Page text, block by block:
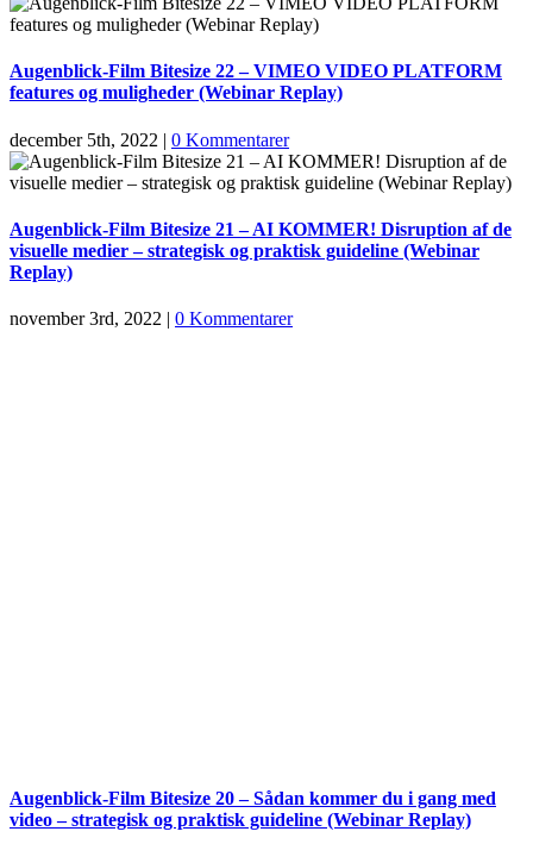
Augenblick-Film Bitesize 22 – VIMEO VIDEO PLATFORM
features og muligheder (Webinar Replay)
december 5th, 2022 | 0 Kommentarer
Augenblick-Film Bitesize 21 – AI KOMMER! Disruption af de
visuelle medier – strategisk og praktisk guideline (Webinar
Replay)
november 3rd, 2022 | 0 Kommentarer
Augenblick-Film Bitesize 20 – Sådan kommer du i gang med
video – strategisk og praktisk guideline (Webinar Replay)